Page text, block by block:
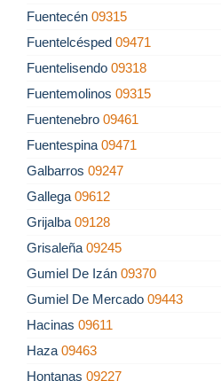
Fuentecén 09315
Fuentelcésped 09471
Fuentelisendo 09318
Fuentemolinos 09315
Fuentenebro 09461
Fuentespina 09471
Galbarros 09247
Gallega 09612
Grijalba 09128
Grisaleña 09245
Gumiel De Izán 09370
Gumiel De Mercado 09443
Hacinas 09611
Haza 09463
Hontanas 09227